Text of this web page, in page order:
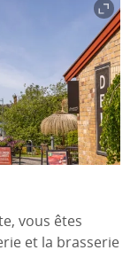
vous êtes
et la brasserie